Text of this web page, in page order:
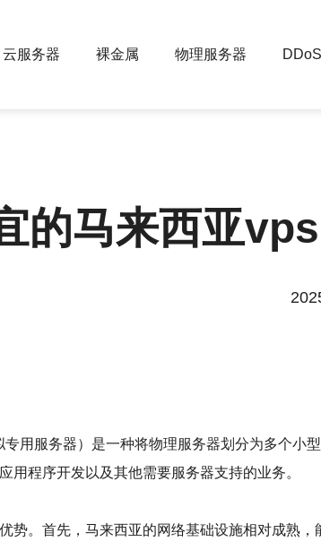
云服务器 裸金属 物理服务器 DDoS
的马来西亚
用服务器）是一种将物理服务器划分为多个
用程序开发以及其他需要服务器支持的业务。
势。首先，马来西亚的网络基础设施相对成熟